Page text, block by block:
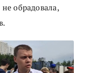
обрадовала,